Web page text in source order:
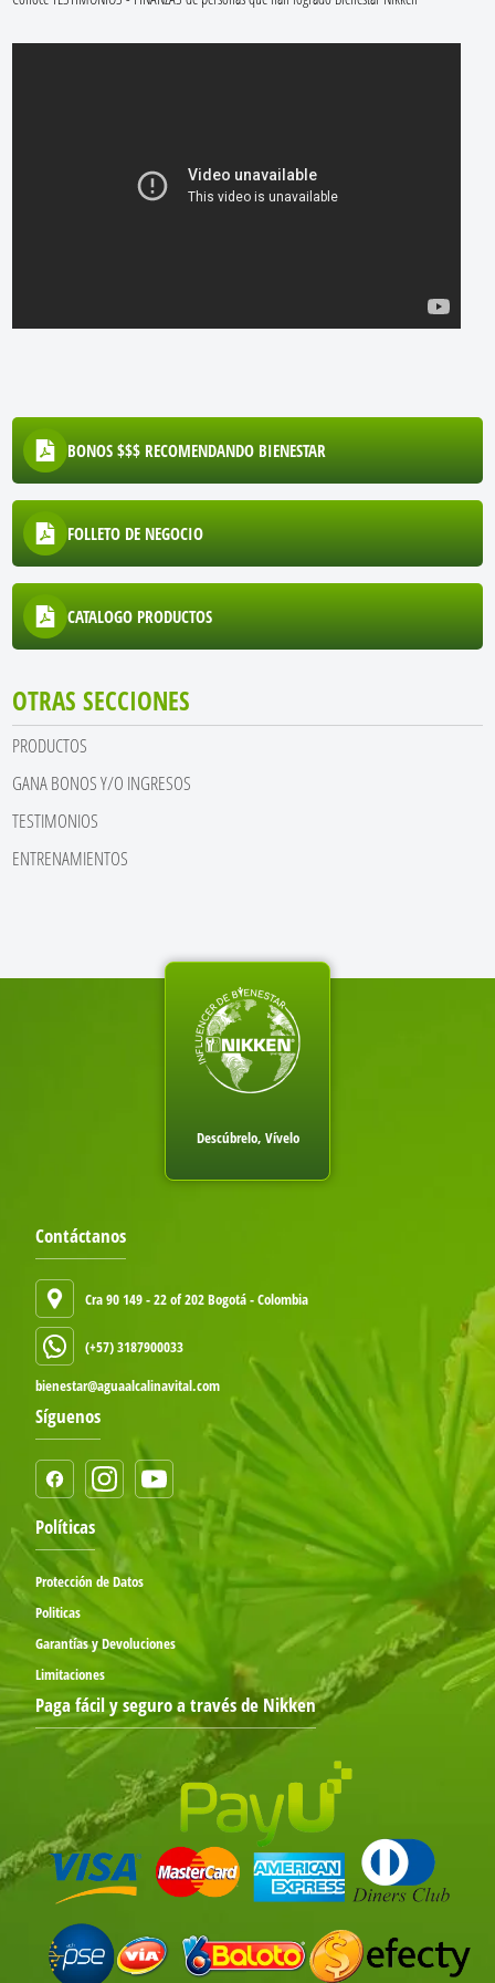
BONOS $$$ RECOMENDANDO BIENESTAR
FOLLETO DE NEGOCIO
CATALOGO PRODUCTOS
OTRAS SECCIONES
PRODUCTOS
GANA BONOS Y/O INGRESOS
TESTIMONIOS
ENTRENAMIENTOS
Descúbrelo, Vívelo
Contáctanos
Cra 90 149 - 22 of 202 Bogotá - Colombia
(+57) 3187900033
bienestar@aguaalcalinavital.com
Síguenos
Políticas
Protección de Datos
Politicas
Garantías y Devoluciones
Limitaciones
Paga fácil y seguro a través de Nikken